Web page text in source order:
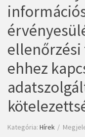
ellenőrzési
ehhez
Kategória: Hírek